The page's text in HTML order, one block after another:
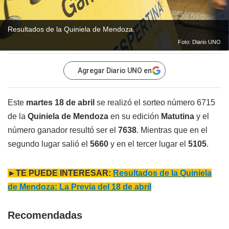
Resultados de la Quiniela de Mendoza.
Foto: Diario UNO
Agregar Diario UNO en
Este martes 18 de abril se realizó el sorteo número 6715
de la Quiniela de Mendoza en su edición Matutina y el
número ganador resultó ser el 7638. Mientras que en el
segundo lugar salió el 5660 y en el tercer lugar el 5105.
►TE PUEDE INTERESAR: Resultados de la Quiniela
de Mendoza: La Previa del 18 de abril
Recomendadas